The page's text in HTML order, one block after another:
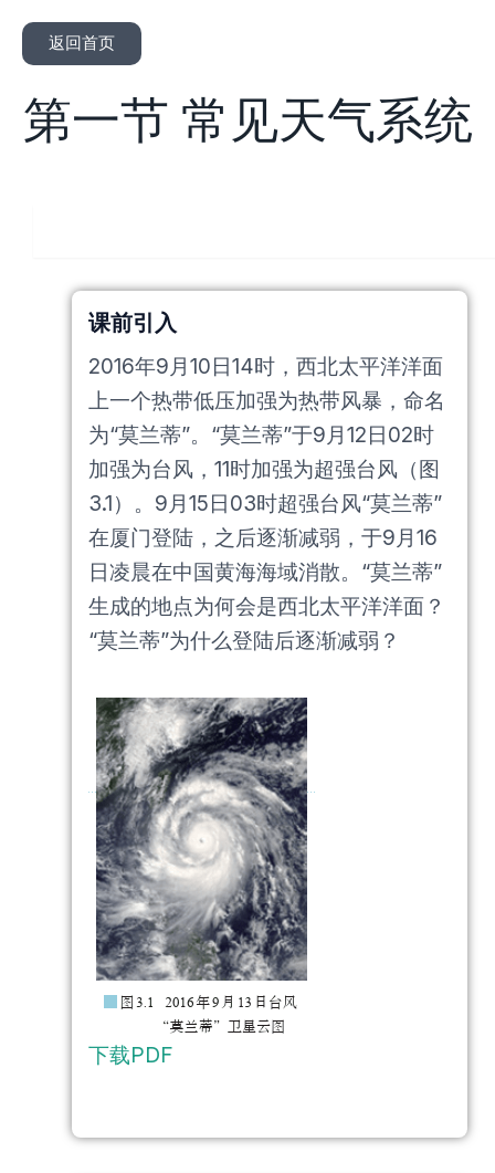
返回首页
第一节 常见天气系统
课前引入
2016年9月10日14时，西北太平洋洋面
上一个热带低压加强为热带风暴，命名
为“莫兰蒂”。“莫兰蒂”于9月12日02时
加强为台风，11时加强为超强台风（图
3.1）。9月15日03时超强台风“莫兰蒂”
在厦门登陆，之后逐渐减弱，于9月16
日凌晨在中国黄海海域消散。“莫兰蒂”
生成的地点为何会是西北太平洋洋面？
“莫兰蒂”为什么登陆后逐渐减弱？
下载PDF